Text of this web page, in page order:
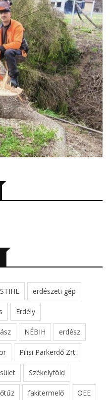
STIHL erdészeti gép
Erdély
NÉBIH erdész
Pilisi Parkerdő Zrt.
Székelyföld
fakitermelő OEE